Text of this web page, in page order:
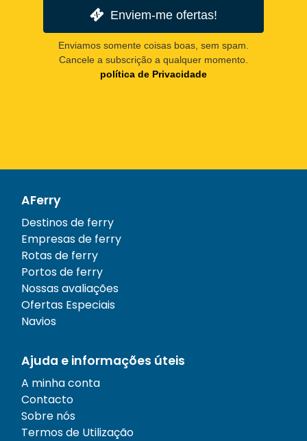
Enviem-me ofertas!
Enviamos somente coisas boas, sem spam.
Cancele a subscrição a qualquer momento.
política de Privacidade
AFerry
Destinos de ferry
Empresas de ferry
Rotas de ferry
Portos de ferry
Nossas avaliações
Ofertas Especiais
Navios
Ajuda e informações úteis
A minha conta
Contacto
Sobre nós
Termos de Utilização